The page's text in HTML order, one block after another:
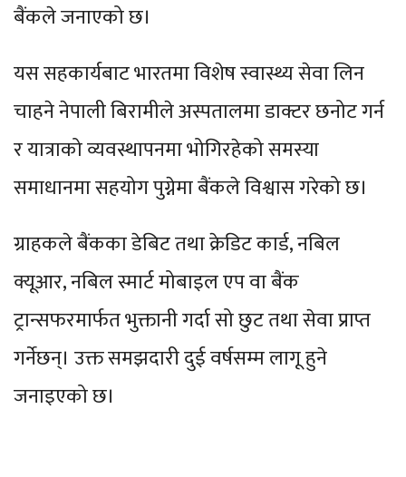
बैंकले जनाएको छ।
यस सहकार्यबाट भारतमा विशेष स्वास्थ्य सेवा लिन
चाहने नेपाली बिरामीले अस्पतालमा डाक्टर छनोट गर्न
र यात्राको व्यवस्थापनमा भोगिरहेको समस्या
समाधानमा सहयोग पुग्नेमा बैंकले विश्वास गरेको छ।
ग्राहकले बैंकका डेबिट तथा क्रेडिट कार्ड, नबिल
क्यूआर, नबिल स्मार्ट मोबाइल एप वा बैंक
ट्रान्सफरमार्फत भुक्तानी गर्दा सो छुट तथा सेवा प्राप्त
गर्नेछन्। उक्त समझदारी दुई वर्षसम्म लागू हुने
जनाइएको छ।